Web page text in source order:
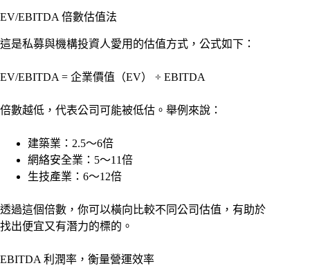
EV/EBITDA 倍數估值法
這是私募與機構投資人愛用的估值方式，公式如下：
EV/EBITDA = 企業價值（EV） ÷ EBITDA
倍數越低，代表公司可能被低估。舉例來說：
建築業：2.5～6倍
網絡安全業：5～11倍
生技產業：6～12倍
透過這個倍數，你可以橫向比較不同公司估值，有助於
找出便宜又有潛力的標的。
EBITDA 利潤率，衡量營運效率